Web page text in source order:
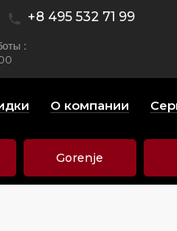
+8 495 532 71 99
:
О компании
Gorenje